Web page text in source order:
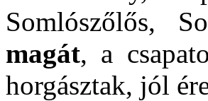
Somlószőlős,
magát, a
horgásztak, jól